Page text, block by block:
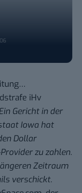
iHv
Gericht in der
Iowa hat
Dollar
zu zahlen.
Zeitraum
verschickt.